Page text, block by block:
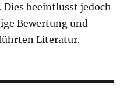
beeinflusst jedoch
Bewertung und
Literatur.